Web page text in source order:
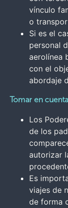
vínculo
o
Si es el
personal
aerolínea
con el
abordaje
Tomar en
Los
de los
autorizar
Es
viajes de
de forma